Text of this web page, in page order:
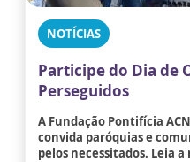
NOTÍCIAS
Participe do Dia de
Perseguidos
A Fundação Pontifícia
convida paróquias e
pelos necessitados. Leia